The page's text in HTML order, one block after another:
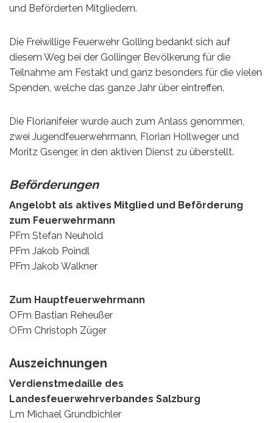
und Beförderten Mitgliedern.
Die Freiwillige Feuerwehr Golling bedankt sich auf
diesem Weg bei der Gollinger Bevölkerung für die
Teilnahme am Festakt und ganz besonders für die vielen
Spenden, welche das ganze Jahr über eintreffen.
Die Florianifeier wurde auch zum Anlass genommen,
zwei Jugendfeuerwehrmann, Florian Hollweger und
Moritz Gsenger, in den aktiven Dienst zu überstellt.
Beförderungen
Angelobt als aktives Mitglied und Beförderung
zum Feuerwehrmann
PFm Stefan Neuhold
PFm Jakob Poindl
PFm Jakob Walkner
Zum Hauptfeuerwehrmann
OFm Bastian Reheußer
OFm Christoph Züger
Auszeichnungen
Verdienstmedaille des
Landesfeuerwehrverbandes Salzburg
Lm Michael Grundbichler